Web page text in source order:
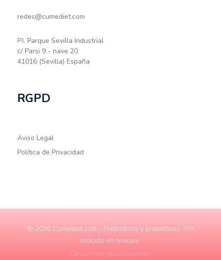
redes@cumediet.com
P.I. Parque Sevilla Industrial
c/ Parsi 9 - nave 20
41016 (Sevilla) España
RGPD
Aviso Legal
Política de Privacidad
© 2026 Cumediet.com - Prebióticos y probióticos. IVA
incluido en precios.
Desarrollo npuntocero.es